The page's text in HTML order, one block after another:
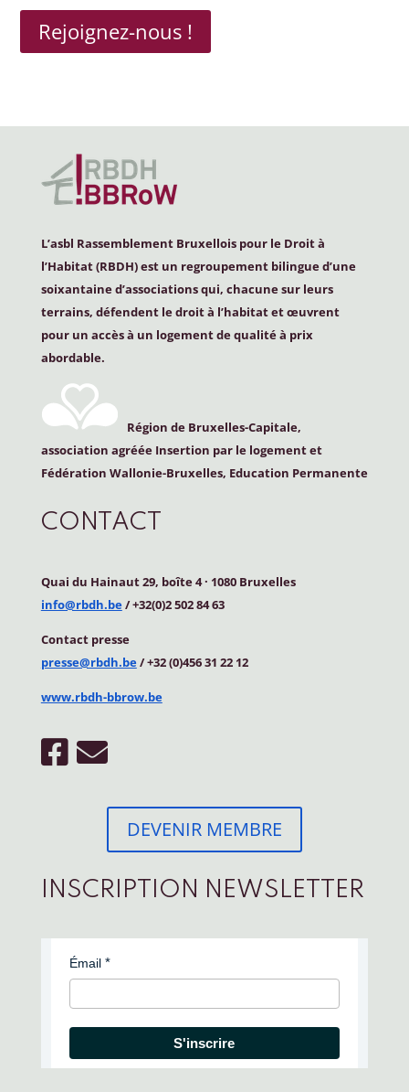
Rejoignez-nous !
L’asbl Rassemblement Bruxellois pour le Droit à
l’Habitat (RBDH) est un regroupement bilingue d’une
soixantaine d’associations qui, chacune sur leurs
terrains, défendent le droit à l’habitat et œuvrent
pour un accès à un logement de qualité à prix
abordable.
Région de Bruxelles-Capitale,
association agréée Insertion par le logement et
Fédération Wallonie-Bruxelles, Education Permanente
CONTACT
Quai du Hainaut 29, boîte 4· 1080 Bruxelles
info@rbdh.be/ +32(0)2 502 84 63
Contact presse
presse@rbdh.be/ +32 (0)456 31 22 12
www.rbdh-bbrow.be
DEVENIR MEMBRE
INSCRIPTION NEWSLETTER
Émail
S'inscrire